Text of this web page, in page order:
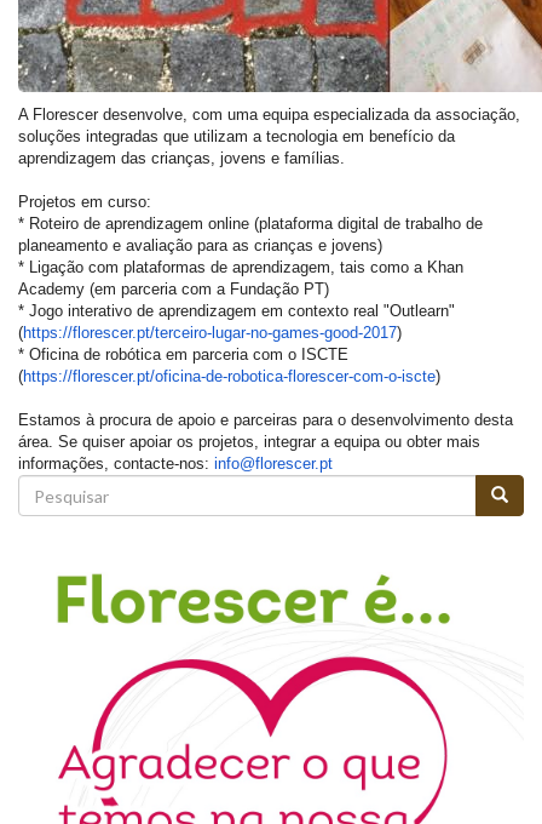
A Florescer desenvolve, com uma equipa especializada da associação,
soluções integradas que utilizam a tecnologia em benefício da
aprendizagem das crianças, jovens e famílias.
Projetos em curso:
* Roteiro de aprendizagem online (plataforma digital de trabalho de
planeamento e avaliação para as crianças e jovens)
* Ligação com plataformas de aprendizagem, tais como a Khan
Academy (em parceria com a Fundação PT)
* Jogo interativo de aprendizagem em contexto real "Outlearn"
(https://florescer.pt/terceiro-lugar-no-games-good-2017)
* Oficina de robótica em parceria com o ISCTE
(https://florescer.pt/oficina-de-robotica-florescer-com-o-iscte)
Estamos à procura de apoio e parceiras para o desenvolvimento desta
área. Se quiser apoiar os projetos, integrar a equipa ou obter mais
informações, contacte-nos: info@florescer.pt
Formulário
de